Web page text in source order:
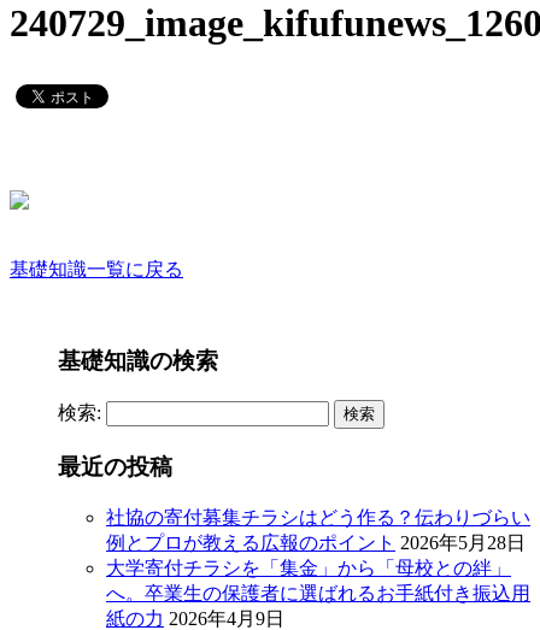
基礎知識一覧に戻る
基礎知識の検索
検索:
最近の投稿
社協の寄付募集チラシはどう作る？伝わりづらい
例とプロが教える広報のポイント 2026年5月28日
大学寄付チラシを「集金」から「母校との絆」
へ。卒業生の保護者に選ばれるお手紙付き振込用
紙の力 2026年4月9日